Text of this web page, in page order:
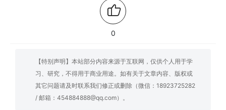
0
【特别声明】本站部分内容来源于互联网，仅供个人用于学
习、研究，不得用于商业用途。如有关于文章内容、版权或
其它问题请及时联系我们修正或删除（微信：18923725282
/ 邮箱：454884888@qq.com）。